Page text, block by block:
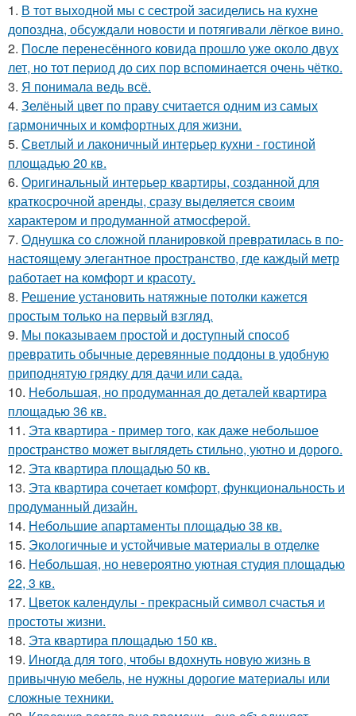
1. В тот выходной мы с сестрой засиделись на кухне
допоздна, обсуждали новости и потягивали лёгкое вино.
2. После перенесённого ковида прошло уже около двух
лет, но тот период до сих пор вспоминается очень чётко.
3. Я понимала ведь всё.
4. Зелёный цвет по праву считается одним из самых
гармоничных и комфортных для жизни.
5. Светлый и лаконичный интерьер кухни - гостиной
площадью 20 кв.
6. Оригинальный интерьер квартиры, созданной для
краткосрочной аренды, сразу выделяется своим
характером и продуманной атмосферой.
7. Однушка со сложной планировкой превратилась в по-
настоящему элегантное пространство, где каждый метр
работает на комфорт и красоту.
8. Решение установить натяжные потолки кажется
простым только на первый взгляд.
9. Мы показываем простой и доступный способ
превратить обычные деревянные поддоны в удобную
приподнятую грядку для дачи или сада.
10. Небольшая, но продуманная до деталей квартира
площадью 36 кв.
11. Эта квартира - пример того, как даже небольшое
пространство может выглядеть стильно, уютно и дорого.
12. Эта квартира площадью 50 кв.
13. Эта квартира сочетает комфорт, функциональность и
продуманный дизайн.
14. Небольшие апартаменты площадью 38 кв.
15. Экологичные и устойчивые материалы в отделке
16. Небольшая, но невероятно уютная студия площадью
22, 3 кв.
17. Цветок календулы - прекрасный символ счастья и
простоты жизни.
18. Эта квартира площадью 150 кв.
19. Иногда для того, чтобы вдохнуть новую жизнь в
привычную мебель, не нужны дорогие материалы или
сложные техники.